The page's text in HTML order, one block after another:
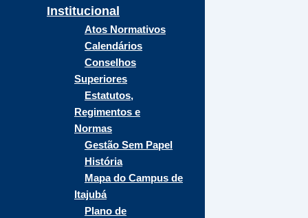
Institucional
Atos Normativos
Calendários
Conselhos
Superiores
Estatutos,
Regimentos e
Normas
Gestão Sem Papel
História
Mapa do Campus de
Itajubá
Plano de